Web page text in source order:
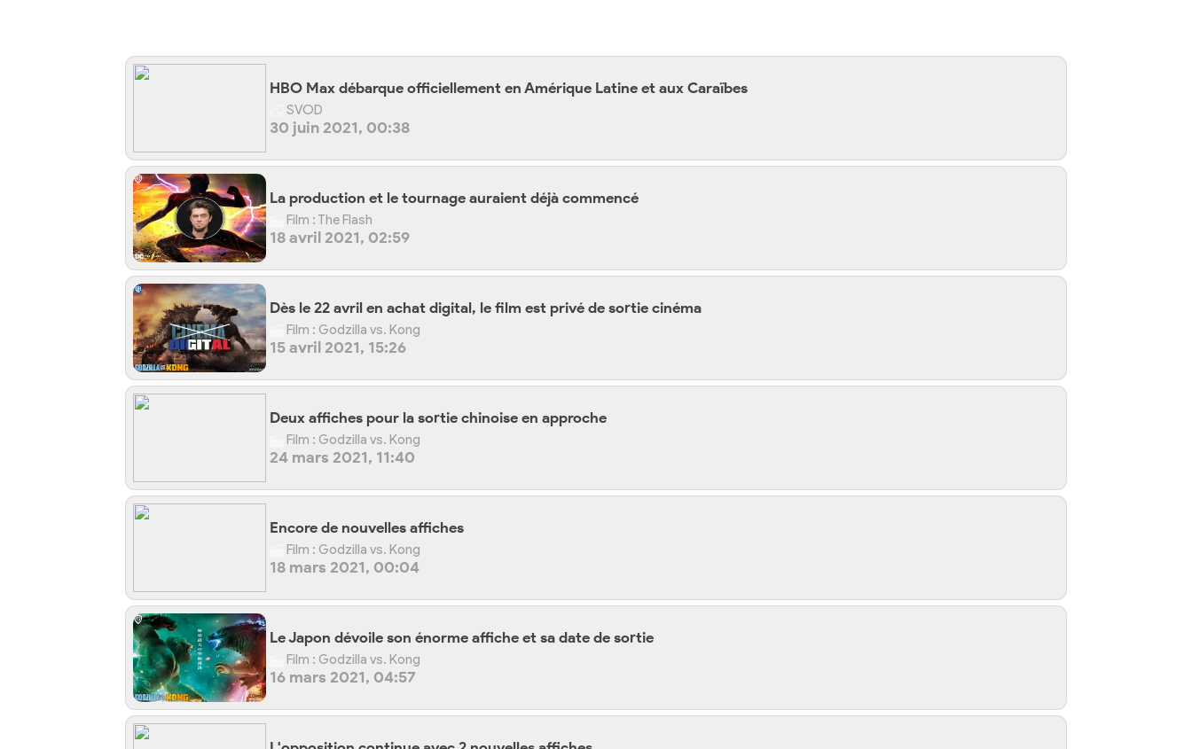
HBO Max débarque officiellement en Amérique Latine et aux Caraïbes
SVOD
30 juin 2021, 00:38
La production et le tournage auraient déjà commencé
Film : The Flash
18 avril 2021, 02:59
Dès le 22 avril en achat digital, le film est privé de sortie cinéma
Film : Godzilla vs. Kong
15 avril 2021, 15:26
Deux affiches pour la sortie chinoise en approche
Film : Godzilla vs. Kong
24 mars 2021, 11:40
Encore de nouvelles affiches
Film : Godzilla vs. Kong
18 mars 2021, 00:04
Le Japon dévoile son énorme affiche et sa date de sortie
Film : Godzilla vs. Kong
16 mars 2021, 04:57